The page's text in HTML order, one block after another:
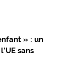
» : un
sans